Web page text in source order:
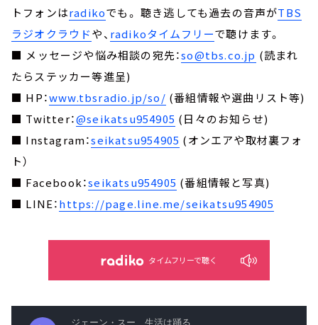
トフォンはradikoでも。 聴き逃しても過去の音声がTBS
ラジオクラウドや、 radikoタイムフリーで聴けます。
■ メッセージや悩み相談の宛先：so@tbs.co.jp (読まれ
たらステッカー等進呈)
■ HP：www.tbsradio.jp/so/ (番組情報や選曲リスト等)
■ Twitter：@seikatsu954905 (日々のお知らせ)
■ Instagram：seikatsu954905 (オンエアや取材裏フォ
ト）
■ Facebook：seikatsu954905 (番組情報と写真)
■ LINE：https://page.line.me/seikatsu954905
タイムフリーで聴く